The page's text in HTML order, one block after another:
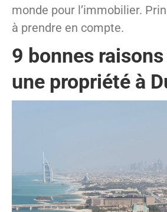
monde pour l’immobilier.
à prendre en compte.
9 bonnes raisons
une propriété à